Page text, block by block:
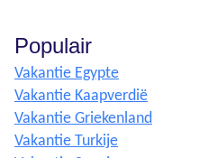
Populair
Vakantie Egypte
Vakantie Kaapverdië
Vakantie Griekenland
Vakantie Turkije